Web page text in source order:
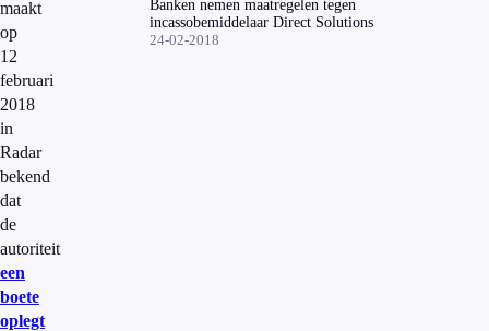
maakt
op
12
februari
2018
in
Radar
bekend
dat
de
autoriteit
een
boete
oplegt
Banken nemen maatregelen tegen
incassobemiddelaar Direct Solutions
24-02-2018